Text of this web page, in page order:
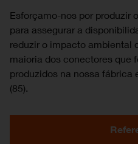
Esforçamo-nos por produzir
para assegurar a
reduzir o impacto ambiental
maioria dos conectores que
produzidos na nossa
(85).